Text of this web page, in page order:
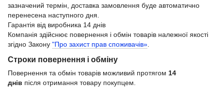
зазначений термін, доставка замовлення буде автоматично
перенесена наступного дня.
Гарантія від виробника 14 днів
Компанія здійснює повернення і обмін товарів належної якості
згідно Закону "Про захист прав споживачів»
Строки повернення і обміну
Повернення та обмін товарів можливий протягом 14
днів після отримання товару покупцем.